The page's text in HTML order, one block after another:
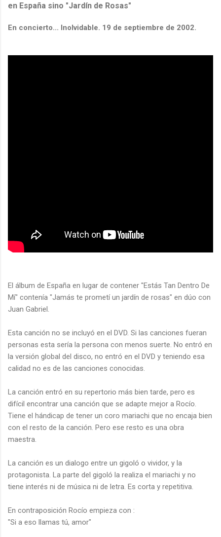
en España sino "Jardín de Rosas"
En concierto... Inolvidable. 19 de septiembre de 2002.
El álbum de España en lugar de contener "Estás Tan Dentro De
Mí" contenía "Jamás te prometí un jardín de rosas" en dúo con
Juan Gabriel.
Esta canción no se incluyó en el DVD. Si las canciones fueran
personas esta sería la persona con menos suerte. No entró en
la versión global del disco, no entró en el DVD y teniendo esa
calidad no es de las canciones conocidas.
La canción entró en su repertorio más bien tarde, pero es
difícil encontrar una canción que se adapte mejor a Rocío.
Tiene el hándicap de tener un coro mariachi que no encaja bien
con el resto de la canción. Pero ese resto es una obra
maestra.
La canción es un dialogo entre un gigoló o vividor, y la
protagonista. La parte del gigoló la realiza el mariachi y no
tiene interés ni de música ni de letra. Es corta y repetitiva.
En contraposición Rocío empieza con :
"Si a eso llamas tú, amor"